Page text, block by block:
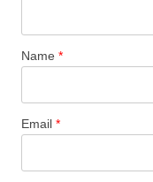
Name *
Email *